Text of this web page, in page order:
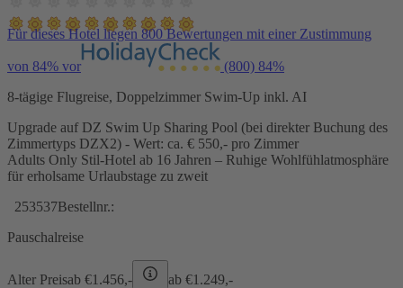
Für dieses Hotel liegen 800 Bewertungen mit einer Zustimmung
von 84% vor (800) 84%
8-tägige Flugreise, Doppelzimmer Swim-Up inkl. AI
Upgrade auf DZ Swim Up Sharing Pool (bei direkter Buchung des
Zimmertyps DZX2) - Wert: ca. € 550,- pro Zimmer
Adults Only Stil-Hotel ab 16 Jahren – Ruhige Wohlfühlatmosphäre
für erholsame Urlaubstage zu zweit
253537Bestellnr.:
Pauschalreise
Alter Preisab €1.456,- ab €1.249,-